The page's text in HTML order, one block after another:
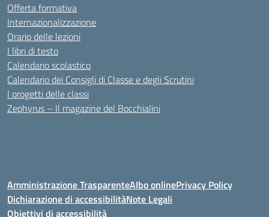
Offerta formativa
Internazionalizzazione
Orario delle lezioni
I libri di testo
Calendario scolastico
Calendario dei Consigli di Classe e degli Scrutini
I progetti delle classi
Zephyrus – Il magazine del Bocchialini
Amministrazione TrasparenteAlbo onlinePrivacy Policy
Dichiarazione di accessibilitàNote Legali
Obiettivi di accessibilità